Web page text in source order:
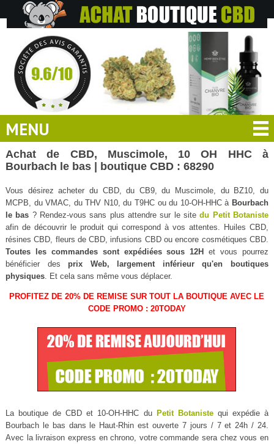
MENU
Achat de CBD, Muscimole, 10 OH HHC à
Bourbach le bas | boutique CBD : 68290
Vous désirez acheter du CBD, du CB9, du Muscimole, du BZ10, du
MCPB, du VMAC, du THV N10, du T9HC ou du 10-OH-HHC à Bourbach
le bas ? Rendez-vous sans plus attendre sur le sitedu Petit Botaniste
afin de découvrir le produit qui correspond à vos attentes. Huiles CBD,
résines CBD, fleurs de CBD, infusions CBD ou encore cosmétiques CBD.
Toutes les commandes sont expédiées sous 12H
et vous pourrez
bénéficier des prix Web, largement inférieur qu'en boutiques
physiques. Et cela sans même vous déplacer.
PROFITEZ DE 20% DE REMISE SUR TOUT LA BOUTIQUE AVEC LE
CODE PROMO : 20TODAY
La boutique de CBD et 10-OH-HHC du Petit Botanistequi expédie à
Bourbach le bas dans le Haut-Rhin est ouverte 7 jours / 7 et 24h / 24.
Avec la livraison express en chrono, votre commande sera chez vous en